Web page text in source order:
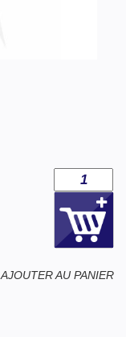
AJOUTER AU PANIER